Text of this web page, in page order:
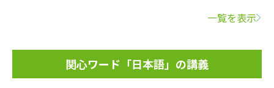
一覧を表示
関心ワード「日本語」の講義